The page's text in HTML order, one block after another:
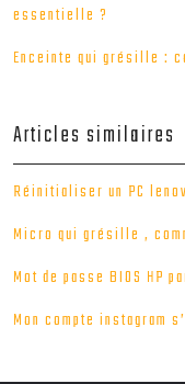
essentielle ?
Enceinte qui grésille :
Articles similaires
Réinitialiser un PC
Micro qui grésille ,
Mot de passe BIOS HP
Mon compte instagram